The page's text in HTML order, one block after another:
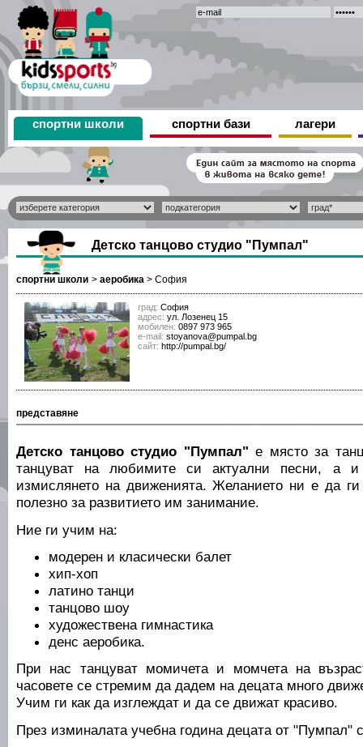
спортни школи спортни бази лагери
Детско танцово студио "Пумпал"
спортни школи > аеробика > София
град: София
адрес: ул. Лозенец 15
мобилен: 0897 973 965
е-mail: stoyanova@pumpal.bg
сайт: http://pumpal.bg/
представяне
Детско танцово студио "Пумпал"е място за
танцуват на любимите си актуални песни, а
измислянето на движенията. Желанието ни е да
полезно за развитието им занимание.
Ние ги учим на:
модерен и класически балет
хип-хоп
латино танци
танцово шоу
художествена гимнастика
денс аеробика.
При нас танцуват момичета и момчета на
часовете се стремим да дадем на децата много
Учим ги как да изглеждат и да се движат красиво.
През изминалата учебна година децата от "Пумпал"